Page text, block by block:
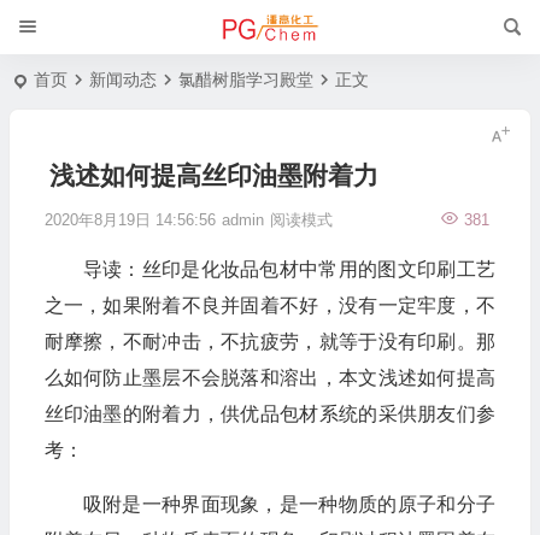
首页 新闻动态 氯醋树脂学习殿堂 正文
浅述如何提高丝印油墨附着力
2020年8月19日 14:56:56 admin 381
阅读模式
导读：丝印是化妆品包材中常用的图文印刷工艺
之一，如果附着不良并固着不好，没有一定牢度，不
耐摩擦，不耐冲击，不抗疲劳，就等于没有印刷。那
么如何防止墨层不会脱落和溶出，本文浅述如何提高
丝印油墨的附着力，供优品包材系统的采供朋友们参
考：
吸附是一种界面现象，是一种物质的原子和分子